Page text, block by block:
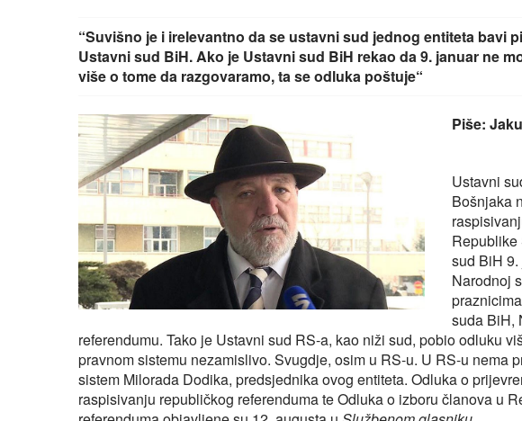
“Suvišno je i irelevantno da se ustavni sud jednog entiteta bavi
Ustavni sud BiH. Ako je Ustavni sud BiH rekao da 9. januar ne
više o tome da razgovaramo, ta se odluka poštuje“
Piše:
Ustavni
Bošnjaka
Republike
sud BiH
Narodnoj
suda BiH,
referendumu. Tako je Ustavni sud RS-a, kao niži sud, pobio odluku
pravnom sistemu nezamislivo. Svugdje, osim u RS-u. U RS-u nema
sistem Milorada Dodika, predsjednika ovog entiteta. Odluka o
raspisivanju republičkog referenduma te Odluka o izboru članova u